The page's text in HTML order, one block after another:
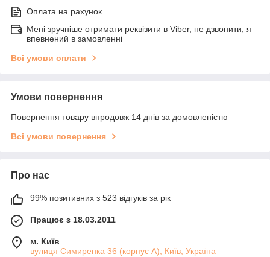
Оплата на рахунок
Мені зручніше отримати реквізити в Viber, не дзвонити, я
впевнений в замовленні
Всі умови оплати
Умови повернення
Повернення товару впродовж 14 днів за домовленістю
Всі умови повернення
Про нас
99% позитивних з 523 відгуків за рік
Працює з 18.03.2011
м. Київ
вулиця Симиренка 36 (корпус А), Київ, Україна